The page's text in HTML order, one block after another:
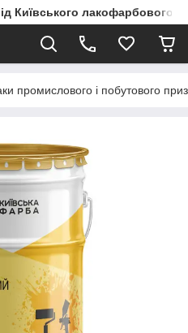
Київського
промислового і побутового